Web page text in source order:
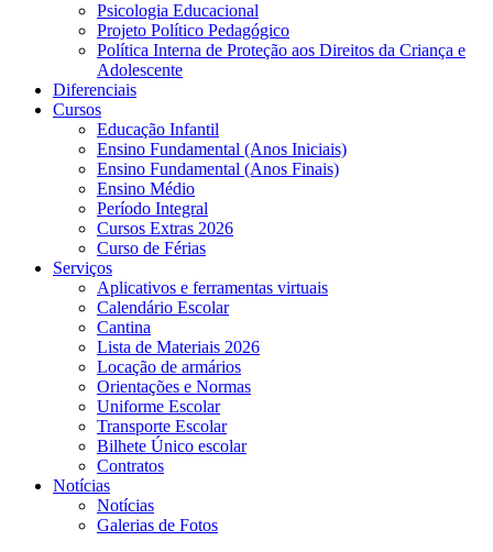
Psicologia Educacional
Projeto Político Pedagógico
Política Interna de Proteção aos Direitos da Criança e
Adolescente
Diferenciais
Cursos
Educação Infantil
Ensino Fundamental (Anos Iniciais)
Ensino Fundamental (Anos Finais)
Ensino Médio
Período Integral
Cursos Extras 2026
Curso de Férias
Serviços
Aplicativos e ferramentas virtuais
Calendário Escolar
Cantina
Lista de Materiais 2026
Locação de armários
Orientações e Normas
Uniforme Escolar
Transporte Escolar
Bilhete Único escolar
Contratos
Notícias
Notícias
Galerias de Fotos